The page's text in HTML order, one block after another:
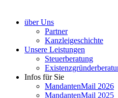
über Uns
Partner
Kanzleigeschichte
Unsere Leistungen
Steuerberatung
Infos für Sie
MandantenMail 2026
MandantenMail 2025